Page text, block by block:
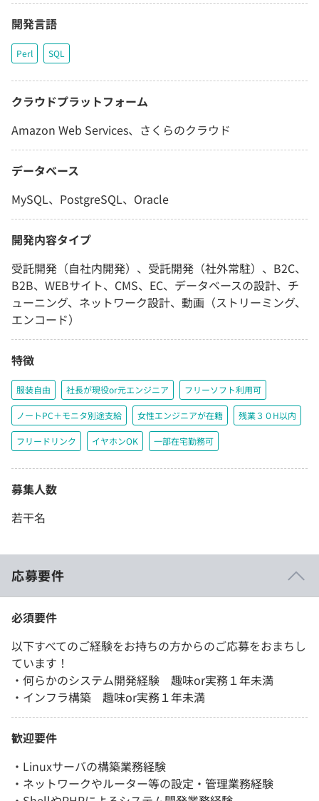
開発言語
Perl SQL
クラウドプラットフォーム
Amazon Web Services、さくらのクラウド
データベース
MySQL、PostgreSQL、Oracle
開発内容タイプ
受託開発（自社内開発）、受託開発（社外常駐）、B2C、
B2B、WEBサイト、CMS、EC、データベースの設計、チ
ューニング、ネットワーク設計、動画（ストリーミング、
エンコード）
特徴
服装自由 社長が現役or元エンジニア フリーソフト利用可
ノートPC＋モニタ別途支給 女性エンジニアが在籍 残業３０H以内
フリードリンク イヤホンOK 一部在宅勤務可
募集人数
若干名
応募要件
必須要件
以下すべてのご経験をお持ちの方からのご応募をおまちし
ています！
・何らかのシステム開発経験 趣味or実務１年未満
・インフラ構築 趣味or実務１年未満
歓迎要件
・Linuxサーバの構築業務経験
・ネットワークやルーター等の設定・管理業務経験